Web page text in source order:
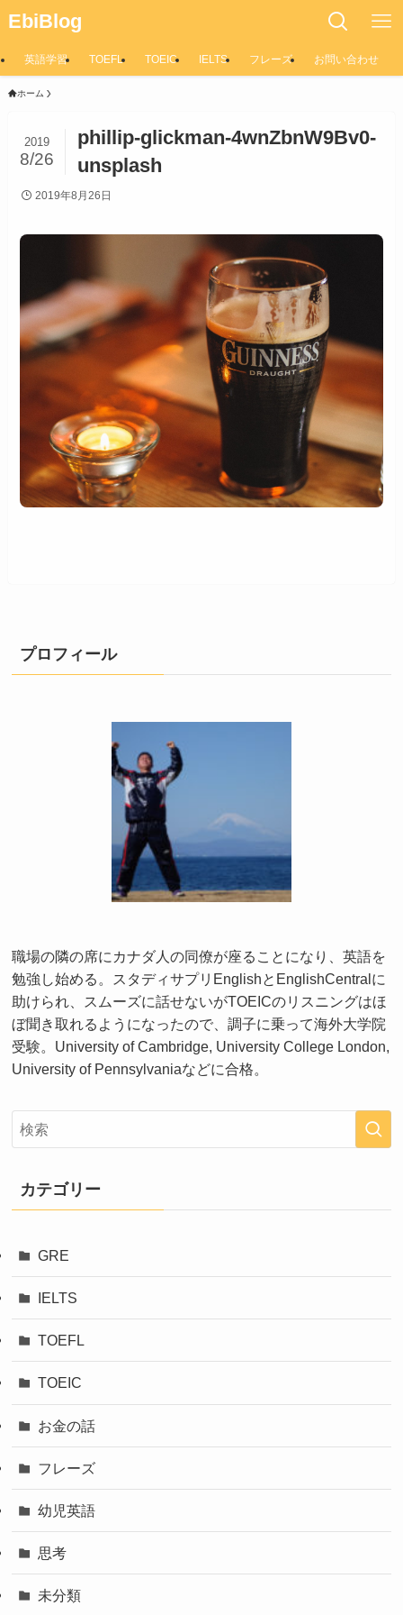
EbiBlog
英語学習 TOEFL TOEIC IELTS フレーズ お問い合わせ
ホーム
phillip-glickman-4wnZbnW9Bv0-
unsplash
2019
8/26
2019年8月26日
プロフィール
職場の隣の席にカナダ人の同僚が座ることになり、英語を
勉強し始める。スタディサプリEnglishとEnglishCentralに
助けられ、スムーズに話せないがTOEICのリスニングはほ
ぼ聞き取れるようになったので、調子に乗って海外大学院
受験。University of Cambridge, University College London,
University of Pennsylvaniaなどに合格。
カテゴリー
GRE
IELTS
TOEFL
TOEIC
お金の話
フレーズ
幼児英語
思考
未分類